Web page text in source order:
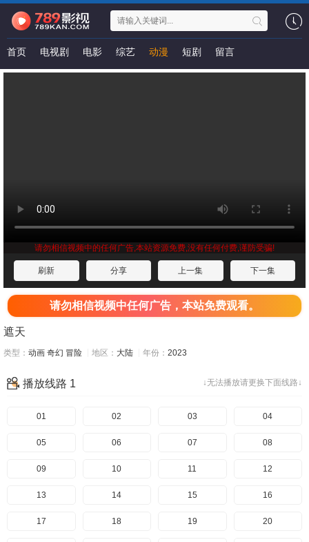
首页 电视剧 电影 综艺 动漫 短剧 留言
请勿相信视频中的任何广告,本站资源免费,没有任何付费,谨防受骗!
刷新 分享 上一集 下一集
请勿相信视频中任何广告，本站免费观看。
遮天
类型： 动画 奇幻 冒险 地区： 大陆 年份： 2023
↓无法播放请更换下面线路↓
播放线路 1
01 02 03 04
05 06 07 08
09 10 11 12
13 14 15 16
17 18 19 20